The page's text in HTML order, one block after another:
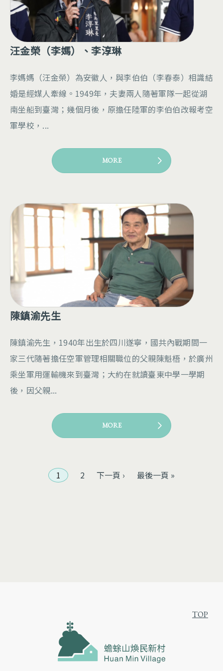
汪金榮（李媽）、李淳琳
李媽媽（汪金榮）為安徽人，與李伯伯（李春泰）相識結
婚是經媒人牽線。1949年，夫妻兩人隨著軍隊一起從湖
南坐船到臺灣；幾個月後，原擔任陸軍的李伯伯改報考空
軍學校，...
MORE
陳鎮渝先生
陳鎮渝先生，1940年出生於四川遂寧，國共內戰期間一
家三代隨著擔任空軍管理相關職位的父親陳魁梧，於廣州
乘坐軍用運輸機來到臺灣；大約在就讀臺東中學一學期
後，因父親...
MORE
1 2 下一頁 › 最後一頁 »
TOP